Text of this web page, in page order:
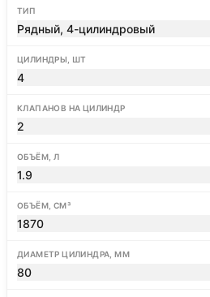
ТИП
Рядный, 4-цилиндровый
ЦИЛИНДРЫ, ШТ
4
КЛАПАНОВ НА ЦИЛИНДР
2
ОБЪЁМ, Л
1.9
ОБЪЁМ, СМ³
1870
ДИАМЕТР ЦИЛИНДРА, ММ
80